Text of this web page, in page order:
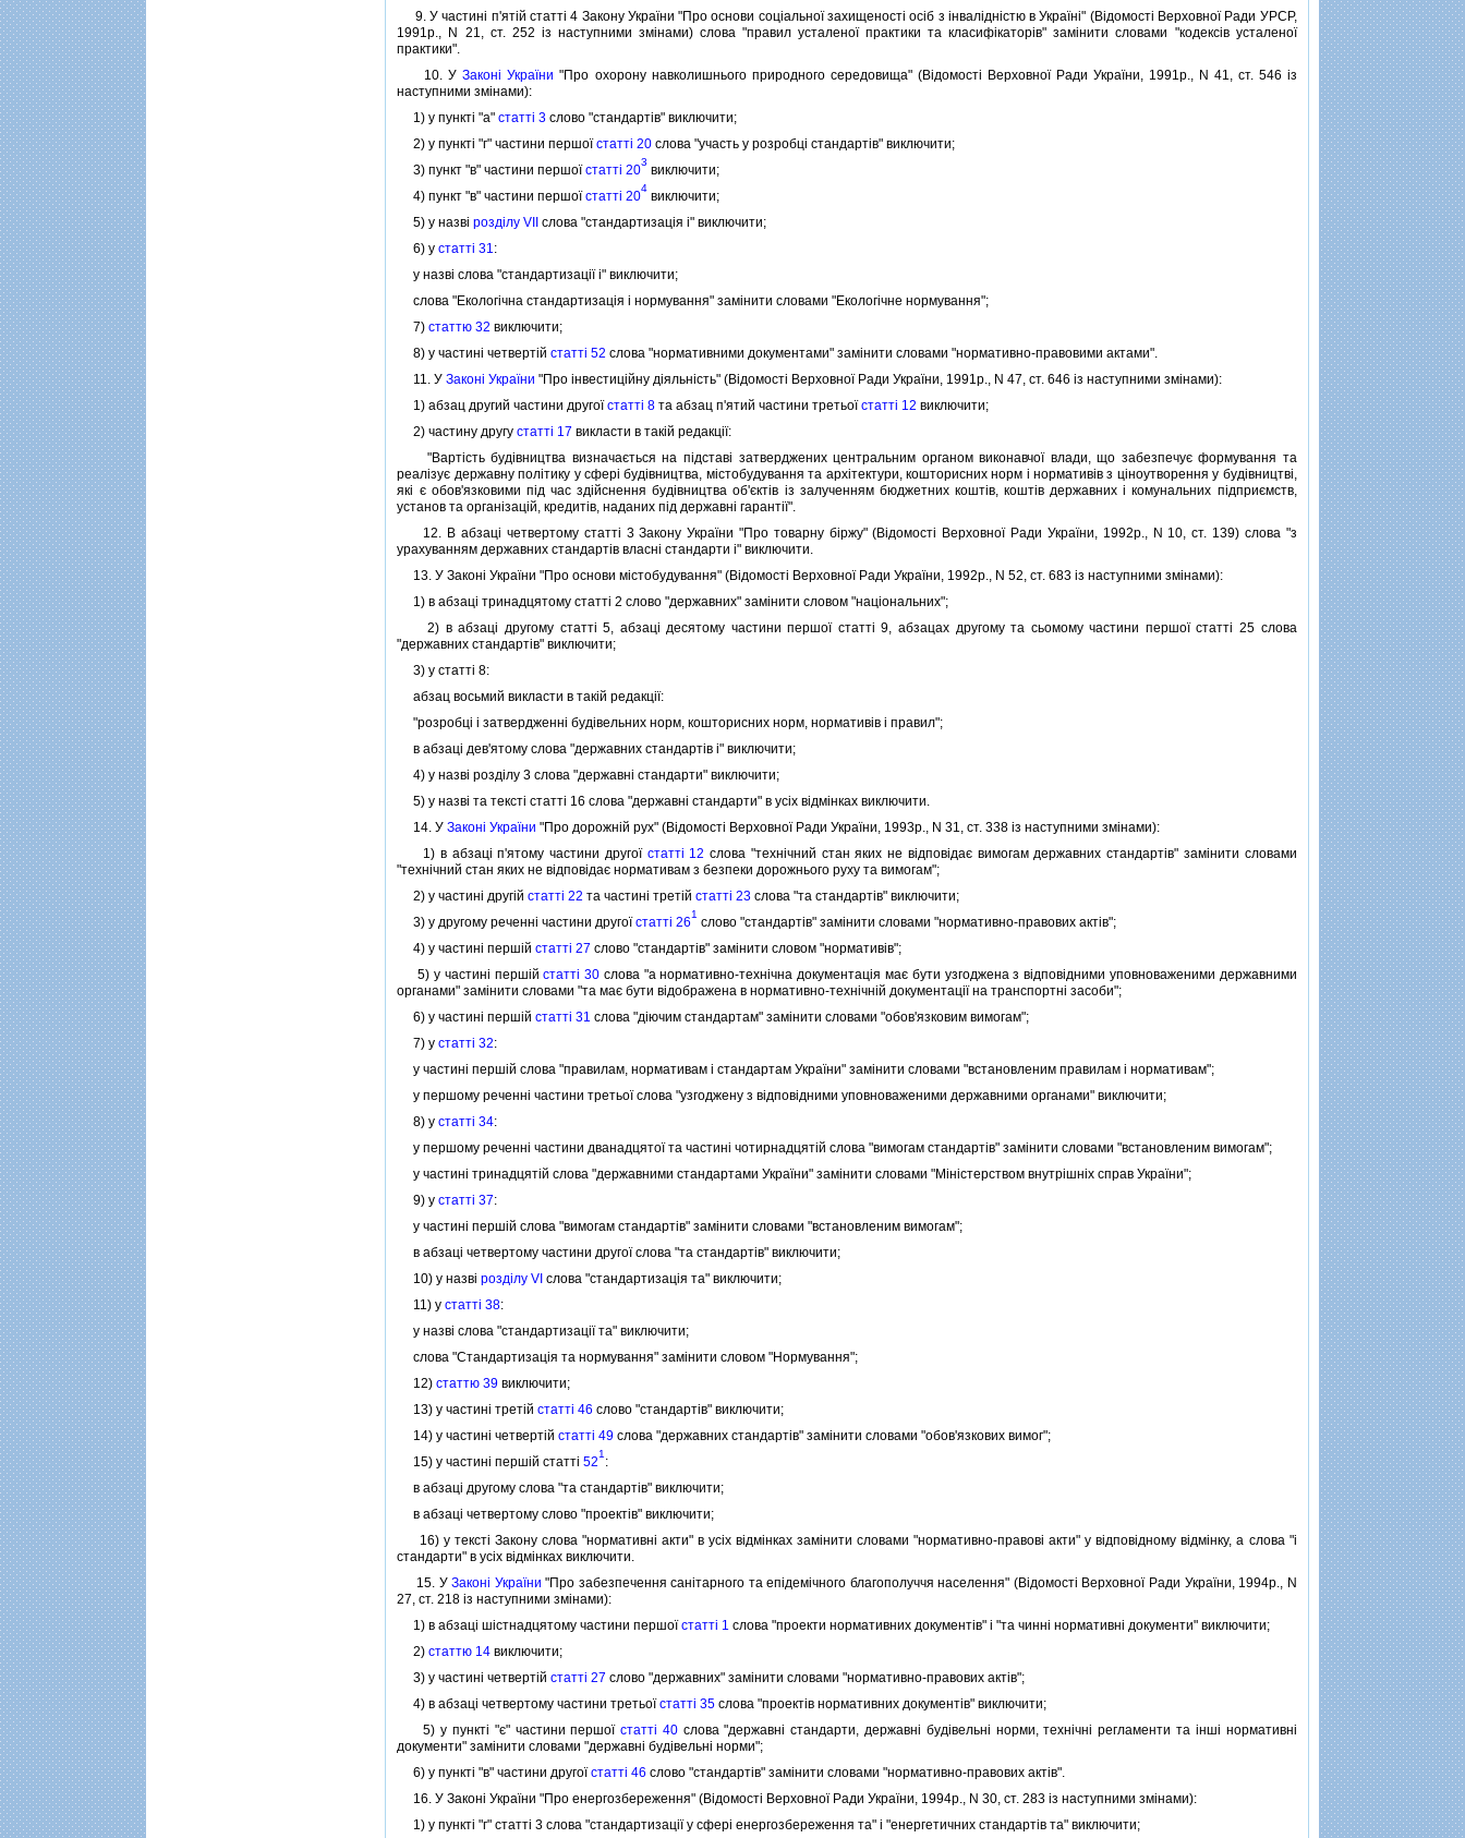
9. У частинi п'ятiй статтi 4 Закону України "Про основи соцiальної захищеностi осiб з iнвалiднiстю в Українi" (Вiдомостi Верховної Ради УРСР,
1991р., N 21, ст. 252 iз наступними змiнами) слова "правил усталеної практики та класифiкаторiв" замiнити словами "кодексiв усталеної
практики".
10. УЗаконi України "Про охорону навколишнього природного середовища" (Вiдомостi Верховної Ради України, 1991р., N 41, ст. 546 iз
наступними змiнами):
1) у пунктi "а"статтi 3 слово "стандартiв" виключити;
2) у пунктi "г" частини першоїстаттi 20 слова "участь у розробцi стандартiв" виключити;
3) пункт "в" частини першоїстаттi 20
3
виключити;
4) пункт "в" частини першоїстаттi 20
4
виключити;
5) у назвiроздiлу VII слова "стандартизацiя i" виключити;
6) устаттi 31 :
у назвi слова "стандартизацiї i" виключити;
слова "Екологiчна стандартизацiя i нормування" замiнити словами "Екологiчне нормування";
7)статтю 32 виключити;
8) у частинi четвертiйстаттi 52 слова "нормативними документами" замiнити словами "нормативно-правовими актами".
11. УЗаконi України "Про iнвестицiйну дiяльнiсть" (Вiдомостi Верховної Ради України, 1991р., N 47, ст. 646 iз наступними змiнами):
1) абзац другий частини другоїстаттi 8 та абзац п'ятий частини третьоїстаттi 12 виключити;
2) частину другустаттi 17 викласти в такiй редакцiї:
"Вартiсть будiвництва визначається на пiдставi затверджених центральним органом виконавчої влади, що забезпечує формування та
реалiзує державну полiтику у сферi будiвництва, мiстобудування та архiтектури, кошторисних норм i нормативiв з цiноутворення у будiвництвi,
якi є обов'язковими пiд час здiйснення будiвництва об'єктiв iз залученням бюджетних коштiв, коштiв державних i комунальних пiдприємств,
установ та органiзацiй, кредитiв, наданих пiд державнi гарантiї".
12. В абзацi четвертому статтi 3 Закону України "Про товарну бiржу" (Вiдомостi Верховної Ради України, 1992р., N 10, ст. 139) слова "з
урахуванням державних стандартiв власнi стандарти i" виключити.
13. У Законi України "Про основи мiстобудування" (Вiдомостi Верховної Ради України, 1992р., N 52, ст. 683 iз наступними змiнами):
1) в абзацi тринадцятому статтi 2 слово "державних" замiнити словом "нацiональних";
2) в абзацi другому статтi 5, абзацi десятому частини першої статтi 9, абзацах другому та сьомому частини першої статтi 25 слова
"державних стандартiв" виключити;
3) у статтi 8:
абзац восьмий викласти в такiй редакцiї:
"розробцi i затвердженнi будiвельних норм, кошторисних норм, нормативiв i правил";
в абзацi дев'ятому слова "державних стандартiв i" виключити;
4) у назвi роздiлу 3 слова "державнi стандарти" виключити;
5) у назвi та текстi статтi 16 слова "державнi стандарти" в усiх вiдмiнках виключити.
14. УЗаконi України "Про дорожнiй рух" (Вiдомостi Верховної Ради України, 1993р., N 31, ст. 338 iз наступними змiнами):
1) в абзацi п'ятому частини другої статтi 12 слова "технiчний стан яких не вiдповiдає вимогам державних стандартiв" замiнити словами
"технiчний стан яких не вiдповiдає нормативам з безпеки дорожнього руху та вимогам";
2) у частинi другiйстаттi 22 та частинi третiйстаттi 23 слова "та стандартiв" виключити;
3) у другому реченнi частини другоїстаттi 26
1
слово "стандартiв" замiнити словами "нормативно-правових актiв";
4) у частинi першiйстаттi 27 слово "стандартiв" замiнити словом "нормативiв";
5) у частинi першiйстаттi 30 слова "а нормативно-технiчна документацiя має бути узгоджена з вiдповiдними уповноваженими державними
органами" замiнити словами "та має бути вiдображена в нормативно-технiчнiй документацiї на транспортнi засоби";
6) у частинi першiйстаттi 31 слова "дiючим стандартам" замiнити словами "обов'язковим вимогам";
7) устаттi 32:
у частинi першiй слова "правилам, нормативам i стандартам України" замiнити словами "встановленим правилам i нормативам";
у першому реченнi частини третьої слова "узгоджену з вiдповiдними уповноваженими державними органами" виключити;
8) устаттi 34:
у першому реченнi частини дванадцятої та частинi чотирнадцятiй слова "вимогам стандартiв" замiнити словами "встановленим вимогам";
у частинi тринадцятiй слова "державними стандартами України" замiнити словами "Мiнiстерством внутрiшнiх справ України";
9) устаттi 37:
у частинi першiй слова "вимогам стандартiв" замiнити словами "встановленим вимогам";
в абзацi четвертому частини другої слова "та стандартiв" виключити;
10) у назвiроздiлу VI слова "стандартизацiя та" виключити;
11) устаттi 38:
у назвi слова "стандартизацiї та" виключити;
слова "Стандартизацiя та нормування" замiнити словом "Нормування";
12)статтю 39 виключити;
13) у частинi третiйстаттi 46 слово "стандартiв" виключити;
14) у частинi четвертiйстаттi 49 слова "державних стандартiв" замiнити словами "обов'язкових вимог";
15) у частинi першiй статтi52
1
:
в абзацi другому слова "та стандартiв" виключити;
в абзацi четвертому слово "проектiв" виключити;
16) у текстi Закону слова "нормативнi акти" в усiх вiдмiнках замiнити словами "нормативно-правовi акти" у вiдповiдному вiдмiнку, а слова "i
стандарти" в усiх вiдмiнках виключити.
15. УЗаконi України "Про забезпечення санiтарного та епiдемiчного благополуччя населення" (Вiдомостi Верховної Ради України, 1994р., N
27, ст. 218 iз наступними змiнами):
1) в абзацi шiстнадцятому частини першоїстаттi 1 слова "проекти нормативних документiв" i "та чиннi нормативнi документи" виключити;
2)статтю 14 виключити;
3) у частинi четвертiйстаттi 27 слово "державних" замiнити словами "нормативно-правових актiв";
4) в абзацi четвертому частини третьоїстаттi 35 слова "проектiв нормативних документiв" виключити;
5) у пунктi "є" частини першоїстаттi 40слова "державнi стандарти, державнi будiвельнi норми, технiчнi регламенти та iншi нормативнi
документи" замiнити словами "державнi будiвельнi норми";
6) у пунктi "в" частини другоїстаттi 46 слово "стандартiв" замiнити словами "нормативно-правових актiв".
16. У Законi України "Про енергозбереження" (Вiдомостi Верховної Ради України, 1994р., N 30, ст. 283 iз наступними змiнами):
1) у пунктi "г" статтi 3 слова "стандартизацiї у сферi енергозбереження та" i "енергетичних стандартiв та" виключити;